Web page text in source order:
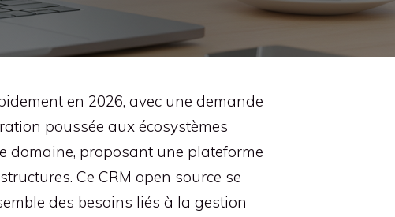
en 2026, avec une demande
poussée aux écosystèmes
domaine, proposant une plateforme
Ce CRM open source se
des besoins liés à la gestion